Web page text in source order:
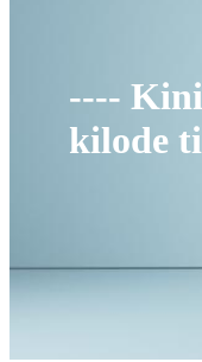
----
kilode